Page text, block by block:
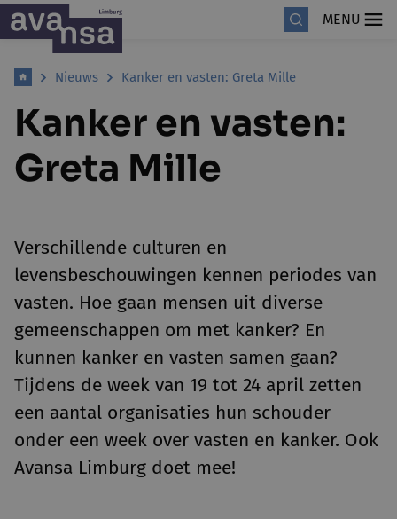
MENU
Nieuws Kanker en vasten: Greta Mille
Kanker en vasten:
Greta Mille
Verschillende culturen en
levensbeschouwingen kennen periodes van
vasten. Hoe gaan mensen uit diverse
gemeenschappen om met kanker? En
kunnen kanker en vasten samen gaan?
Tijdens de week van 19 tot 24 april zetten
een aantal organisaties hun schouder
onder een week over vasten en kanker. Ook
Avansa Limburg doet mee!